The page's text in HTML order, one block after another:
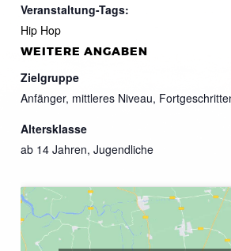
Veranstaltung-Tags:
Hip Hop
WEITERE ANGABEN
Zielgruppe
Anfänger, mittleres Niveau,
Altersklasse
ab 14 Jahren, Jugendliche